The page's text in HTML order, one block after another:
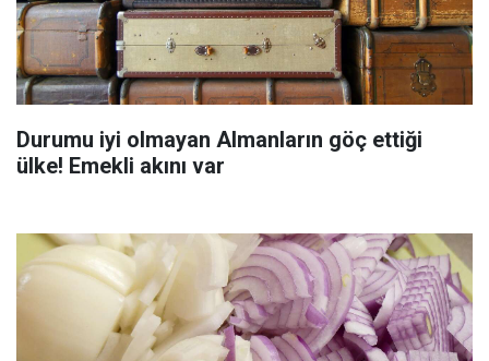
Durumu iyi olmayan Almanların göç ettiği
ülke! Emekli akını var